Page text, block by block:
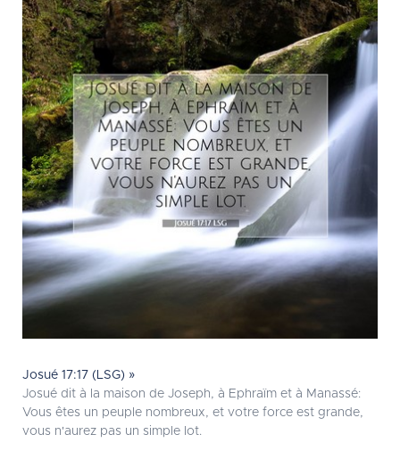
Josué 17:17 (LSG) »
Josué dit à la maison de Joseph, à Ephraïm et à Manassé:
Vous êtes un peuple nombreux, et votre force est grande,
vous n'aurez pas un simple lot.